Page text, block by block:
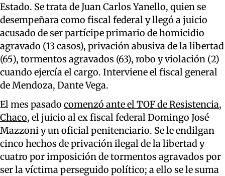
Estado. Se trata de Juan Carlos Yanello, quien se
desempeñara como fiscal federal y llegó a juicio
acusado de ser partícipe primario de homicidio
agravado (13 casos), privación abusiva de la libertad
(65), tormentos agravados (63), robo y violación (2)
cuando ejercía el cargo. Interviene el fiscal general
de Mendoza, Dante Vega.
El mes pasado comenzó ante el TOF de Resistencia,
Chaco, el juicio al ex fiscal federal Domingo José
Mazzoni y un oficial penitenciario. Se le endilgan
cinco hechos de privación ilegal de la libertad y
cuatro por imposición de tormentos agravados por
ser la víctima perseguido político; a ello se le suma